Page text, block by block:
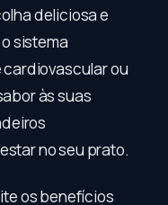
deliciosa e
sistema
cardiovascular ou
às suas
no seu prato.
os benefícios